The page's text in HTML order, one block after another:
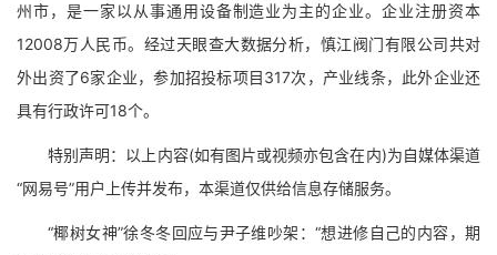
州市，是一家以从事通用设备制造业为主的企业。企业注册资本
12008万人民币。经过天眼查大数据分析，慎江阀门有限公司共对
外出资了6家企业，参加招投标项目317次，产业线条，此外企业还
具有行政许可18个。
特别声明：以上内容(如有图片或视频亦包含在内)为自媒体渠道
“网易号”用户上传并发布，本渠道仅供给信息存储服务。
“椰树女神”徐冬冬回应与尹子维吵架：“想进修自己的内容，期